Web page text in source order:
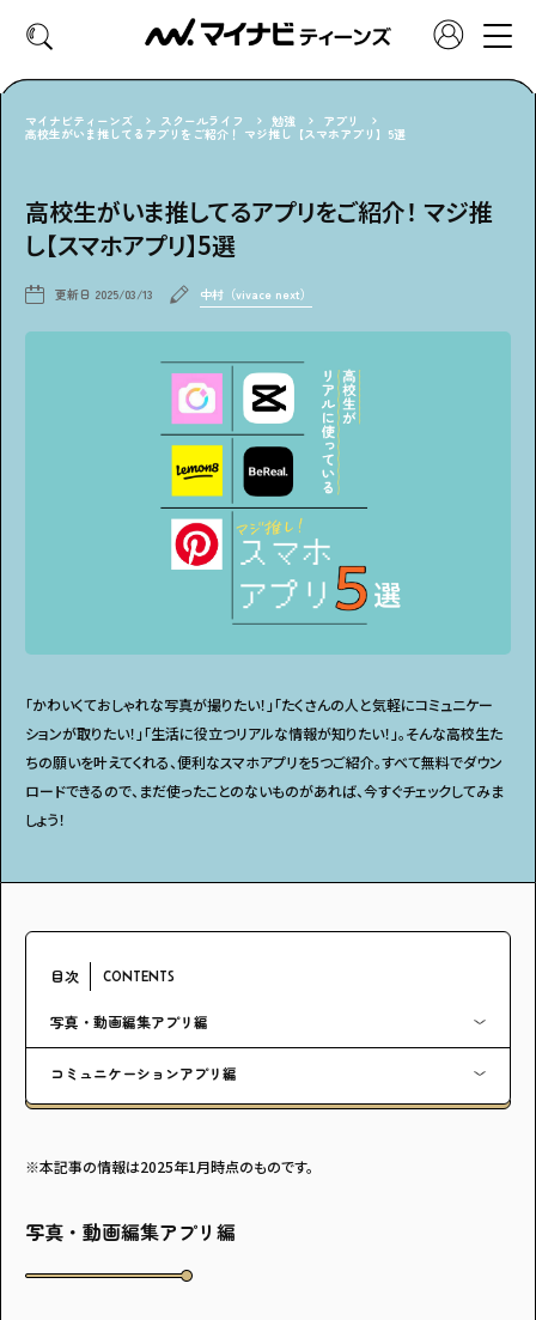
好きなカテゴリーから見る
トレンド スクールライフ
推し活
エンタメ
特集・連載
アンケート
ティーンのうちにしかできない特別な体験を！
ガクラボへの登録はこちら
マイナビティーンズ スクールライフ 勉強 アプリ
高校生がいま推してるアプリをご紹介！ マジ推し【スマホアプリ】5選
高校生がいま推してるアプリをご紹介！ マジ推
し【スマホアプリ】5選
更新日 2025/03/13 中村（vivace next）
「かわいくておしゃれな写真が撮りたい！」「たくさんの人と気軽にコミュニケー
ションが取りたい！」「生活に役立つリアルな情報が知りたい！」。そんな高校生た
ちの願いを叶えてくれる、便利なスマホアプリを5つご紹介。すべて無料でダウン
ロードできるので、まだ使ったことのないものがあれば、今すぐチェックしてみま
しょう！
目次 CONTENTS
写真・動画編集アプリ編
コミュニケーションアプリ編
※本記事の情報は2025年1月時点のものです。
写真・動画編集アプリ編